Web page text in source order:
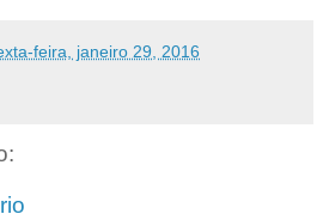
feira, janeiro 29, 2016